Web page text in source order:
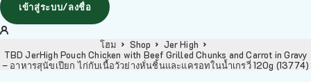
เข้าสู่ระบบ/ลงชื่อ
โฮม Shop
Jer High
TBD JerHigh Pouch Chicken with Beef Grilled Chunks and Carrot in Gravy
– อาหารสุนัขเปียก ไก่กับเนื้อวัวย่างหั่นชิ้นและแครอทในน้ำเกรวี่ 120g (13774)